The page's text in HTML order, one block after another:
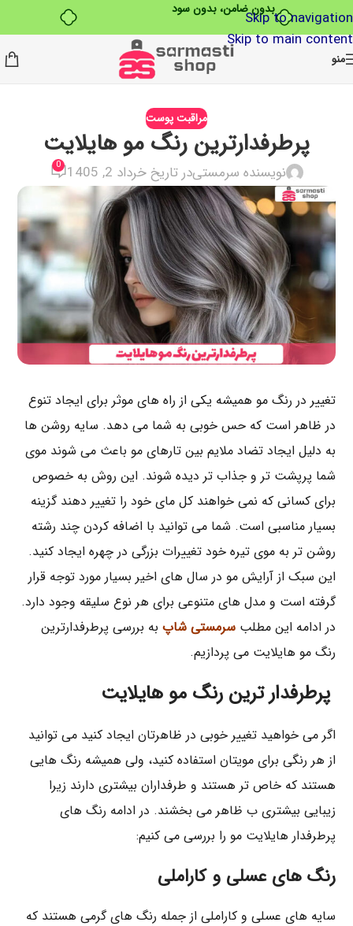
بدون ضامن، بدون سودSkip to navigation
Skip to main content
منو
مراقبت پوست
پرطرفدارترین رنگ مو هایلایت
نویسنده سرمستیدر تاریخ خرداد 2, 1405 0
تغییر در رنگ مو همیشه یکی از راه های موثر برای ایجاد تنوع
در ظاهر است که حس خوبی به شما می دهد. سایه روشن ها
به دلیل ایجاد تضاد ملایم بین تارهای مو باعث می شوند موی
شما پرپشت تر و جذاب تر دیده شوند. این روش به خصوص
برای کسانی که نمی خواهند کل مای خود را تغییر دهند گزینه
بسیار مناسبی است. شما می توانید با اضافه کردن چند رشته
روشن تر به موی تیره خود تغییرات بزرگی در چهره ایجاد کنید.
این سبک از آرایش مو در سال های اخیر بسیار مورد توجه قرار
گرفته است و مدل های متنوعی برای هر نوع سلیقه وجود دارد.
در ادامه این مطلبسرمستی شاپ به بررسی پرطرفدارترین
رنگ مو هایلایت می پردازیم.
پرطرفدار ترین رنگ مو هایلایت
اگر می خواهید تغییر خوبی در ظاهرتان ایجاد کنید می توانید
از هر رنگی برای مویتان استفاده کنید، ولی همیشه رنگ هایی
هستند که خاص تر هستند و طرفداران بیشتری دارند زیرا
زیبایی بیشتری ب ظاهر می بخشند. در ادامه رنگ های
پرطرفدار هایلایت مو را بررسی می کنیم:
رنگ های عسلی و کاراملی
سایه های عسلی و کاراملی از جمله رنگ های گرمی هستند که